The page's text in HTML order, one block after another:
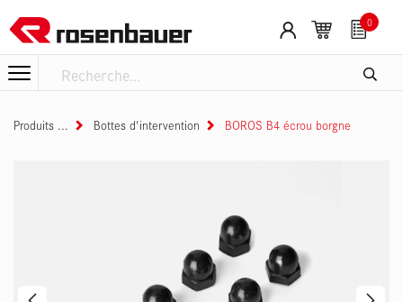
0
Produits Bottes d'intervention BOROS B4 écrou borgne